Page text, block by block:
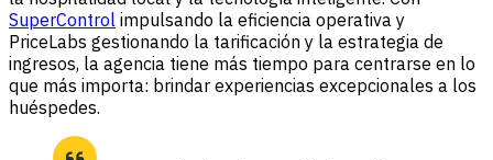
SuperControl impulsando la eficiencia operativa y
PriceLabs gestionando la tarificación y la estrategia de
ingresos, la agencia tiene más tiempo para centrarse en lo
que más importa: brindar experiencias excepcionales a los
huéspedes.